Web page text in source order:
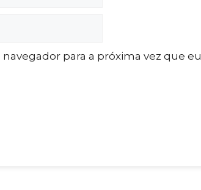
para a próxima vez que eu